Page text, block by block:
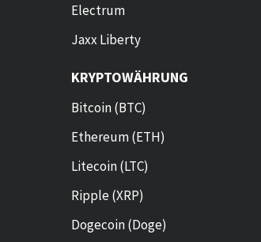
Electrum
Jaxx Liberty
KRYPTOWÄHRUNG
Bitcoin (BTC)
Ethereum (ETH)
Litecoin (LTC)
Ripple (XRP)
Dogecoin (Doge)